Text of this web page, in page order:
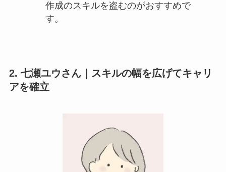
作成のスキルを盗むのがおすすめで
す。
2. 七瀬ユウさん｜スキルの幅を広げてキャリ
アを確立